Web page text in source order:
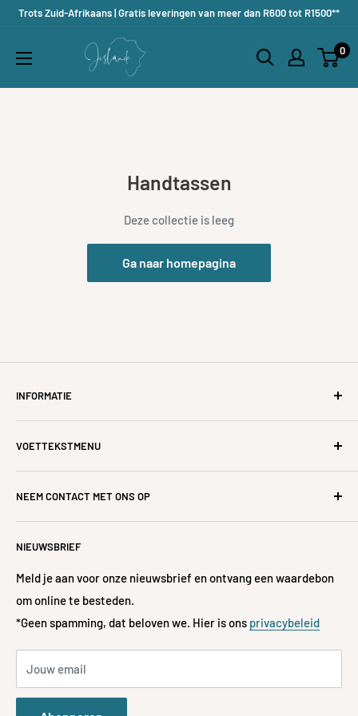
Doorgaan
artikel
Trots Zuid-Afrikaans | Gratis leveringen van meer dan R600 tot R1500**
Jislaaik
Shop
0
Handtassen
Deze collectie is leeg
Ga naar homepagina
INFORMATIE
Over ons
Restituties, annuleringen, retouren en ruilen
Levering & doorlooptijden
Veel Gestelde Vragen
Privacybeleid
Volg je bestelling
Servicevoorwaarden
Restitutiebeleid
Betaalmethoden geaccepteerd
VOETTEKSTMENU
Alle producten
Te koop
Huisdecoratie
Accessoires
Mode
Kinderen & Baby's
Cadeaus
Stationair
Alle merken
Over ons
NEEM CONTACT MET ONS OP
hello@jislaaikshop.co.za of
📞 072-197-3522
**Gratis bezorging
Bekijk hoe
u in aanmerking kunt komen voor gratis
NIEUWSBRIEF
Meld je aan voor onze nieuwsbrief en ontvang een waardebon
om online te besteden.
*Geen spamming, dat beloven we. Hier is ons privacybeleid
Jouw email